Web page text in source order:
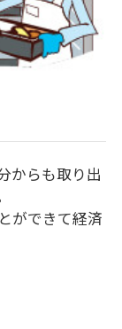
からも取り出
ができて経済